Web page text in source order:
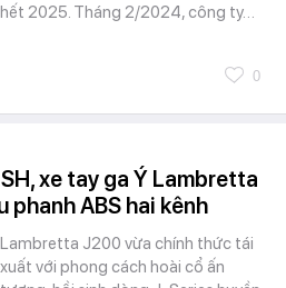
hết 2025. Tháng 2/2024, công ty…
0
xe tay ga Ý Lambretta
ABS hai kênh
Lambretta J200 vừa chính thức tái
xuất với phong cách hoài cổ ấn